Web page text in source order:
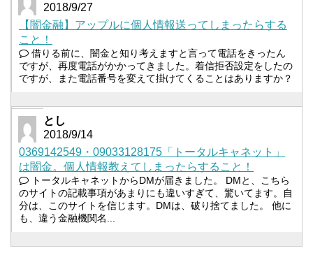
2018/9/27
【闇金融】アップルに個人情報送ってしまったらする
こと！
借りる前に、闇金と知り考えますと言って電話をきったん
ですが、再度電話がかかってきました。着信拒否設定をしたの
ですが、また電話番号を変えて掛けてくることはありますか？
とし
2018/9/14
0369142549・09033128175「トータルキャネット」
は闇金。個人情報教えてしまったらすること！
トータルキャネットからDMが届きました。 DMと、こちら
のサイトの記載事項があまりにも違いすぎて、驚いてます。自
分は、このサイトを信じます。DMは、破り捨てました。 他に
も、違う金融機関名...